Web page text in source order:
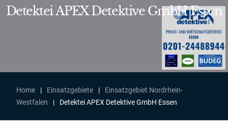
Detektei APEX Detektive GmbH Essen
Home | Einsatzgebiete |
Einsatzgebiet Nordrhein-
Westfalen
| Detektei APEX Detektive GmbH Essen